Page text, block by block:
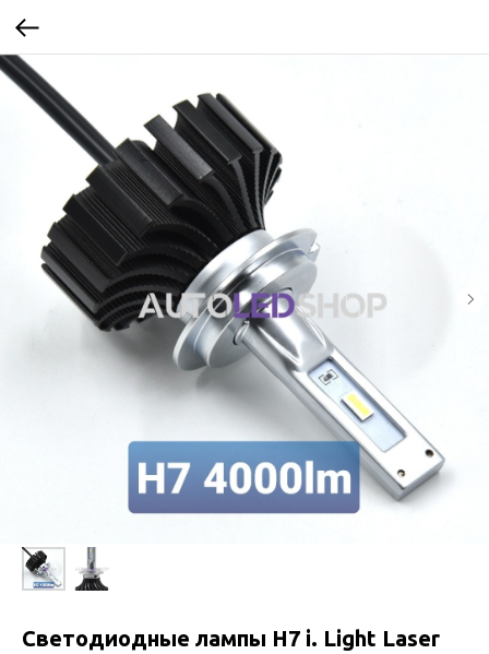
Светодиодные лампы H7 i. Light Laser